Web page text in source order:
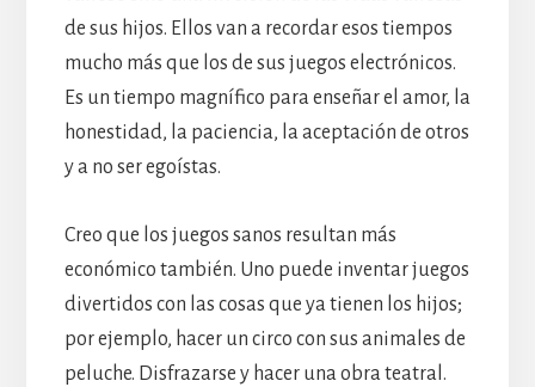
de sus hijos. Ellos van a recordar esos tiempos
mucho más que los de sus juegos electrónicos.
Es un tiempo magnífico para enseñar el amor, la
honestidad, la paciencia, la aceptación de otros
y a no ser egoístas.
Creo que los juegos sanos resultan más
económico también. Uno puede inventar juegos
divertidos con las cosas que ya tienen los hijos;
por ejemplo, hacer un circo con sus animales de
peluche. Disfrazarse y hacer una obra teatral.